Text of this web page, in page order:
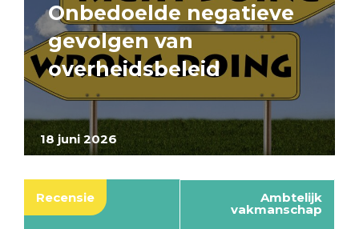
18 juni 2026
Onbedoelde negatieve
gevolgen van
overheidsbeleid
Recensie Ambtelijk
vakmanschap